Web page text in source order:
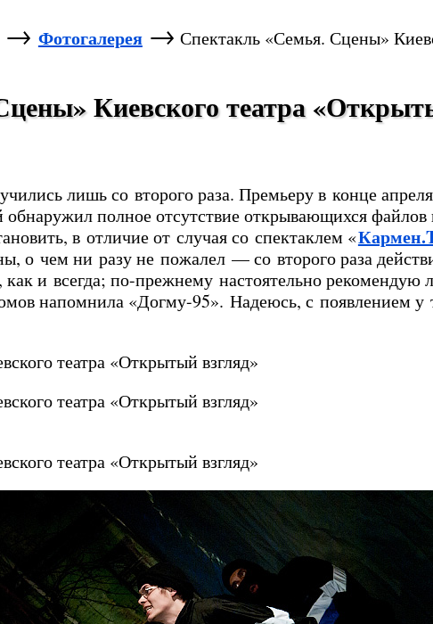
→ Фотогалерея → Спектакль «Семья. Сцены»
Киевского театра
лишь со второго раза. Премьеру в конце
обнаружил полное отсутствие открывающихся
в отличие от случая со спектаклем «
о чем ни разу не пожалел — со второго раза
и всегда; по-прежнему настоятельно рекомендую
напомнила «Догму-95». Надеюсь, с появлением у